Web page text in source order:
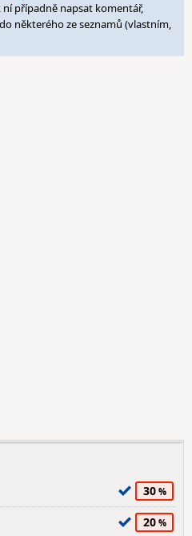
případně napsat komentář,
některého ze seznamů (vlastním,
30
20